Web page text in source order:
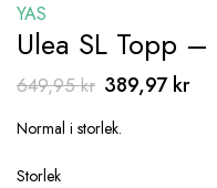
YAS
Ulea SL Topp
649,95kr Det
ursprungliga
priset
389,97krDet
Normal i storlek.
Storlek